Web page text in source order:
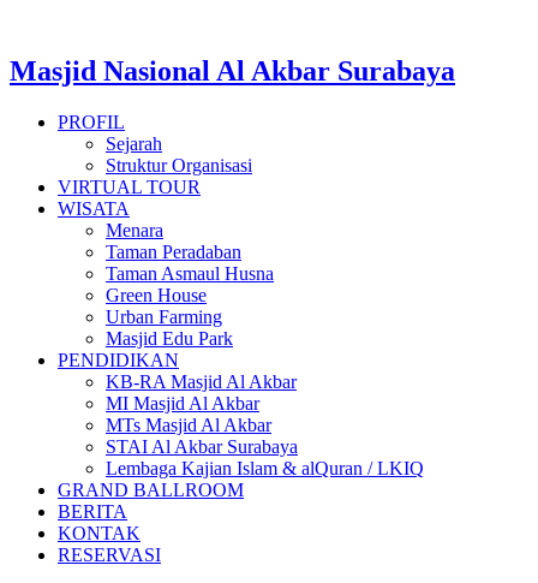
Masjid Nasional Al Akbar Surabaya
PROFIL
Sejarah
Struktur Organisasi
VIRTUAL TOUR
WISATA
Menara
Taman Peradaban
Taman Asmaul Husna
Green House
Urban Farming
Masjid Edu Park
PENDIDIKAN
KB-RA Masjid Al Akbar
MI Masjid Al Akbar
MTs Masjid Al Akbar
STAI Al Akbar Surabaya
Lembaga Kajian Islam & alQuran / LKIQ
GRAND BALLROOM
BERITA
KONTAK
RESERVASI